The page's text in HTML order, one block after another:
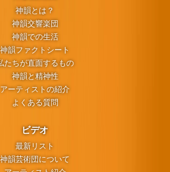
神韻とは？
神韻交響楽団
神韻での生活
神韻ファクトシート
たちが直面するもの
神韻と精神性
アーティストの紹介
よくある質問
ビデオ
最新リスト
神韻芸術団について